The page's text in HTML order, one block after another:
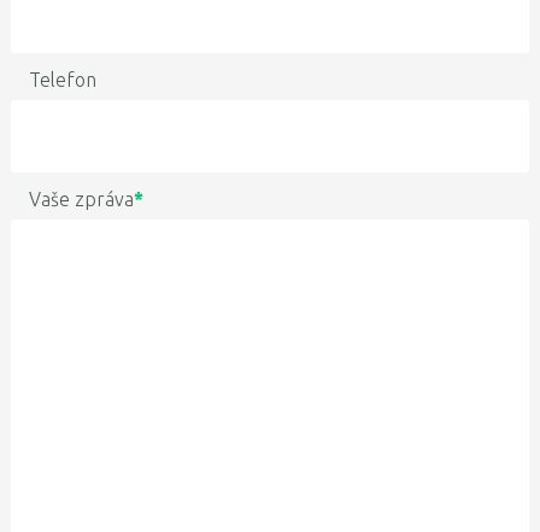
Telefon
Vaše zpráva*